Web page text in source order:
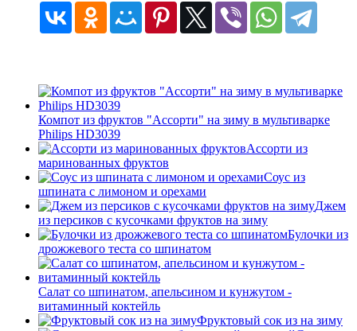
Компот из фруктов "Ассорти" на зиму в мультиварке
Philips HD3039
Ассорти из
маринованных фруктов
Соус из
шпината с лимоном и орехами
Джем
из персиков с кусочками фруктов на зиму
Булочки из
дрожжевого теста со шпинатом
Салат со шпинатом, апельсином и кунжутом -
витаминный коктейль
Фруктовый сок из на зиму